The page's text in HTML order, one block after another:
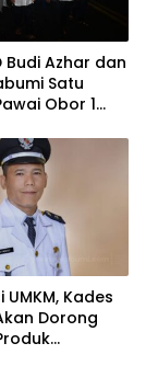
Budi Azhar dan
Satu
Obor 1
Kades
Dorong